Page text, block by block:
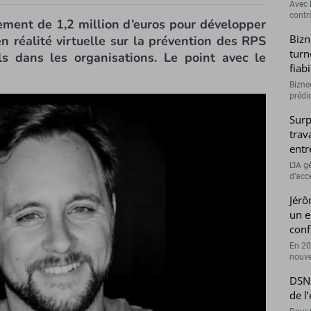
de 1,2 million d’euros pour développer
réalité virtuelle sur la prévention des RPS
dans les organisations. Le point avec le
Avec
L’IA
un
En
de